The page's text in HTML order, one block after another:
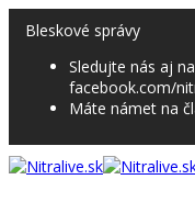
Bleskové správy
Sledujte nás aj
facebook.com/
Máte námet na